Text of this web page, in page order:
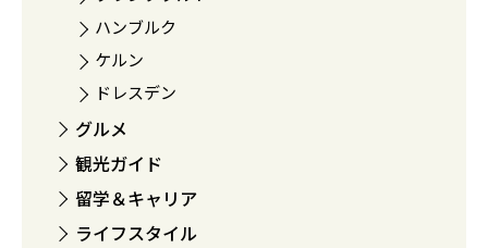
ハンブルク
ケルン
ドレスデン
グルメ
観光ガイド
留学＆キャリア
ライフスタイル